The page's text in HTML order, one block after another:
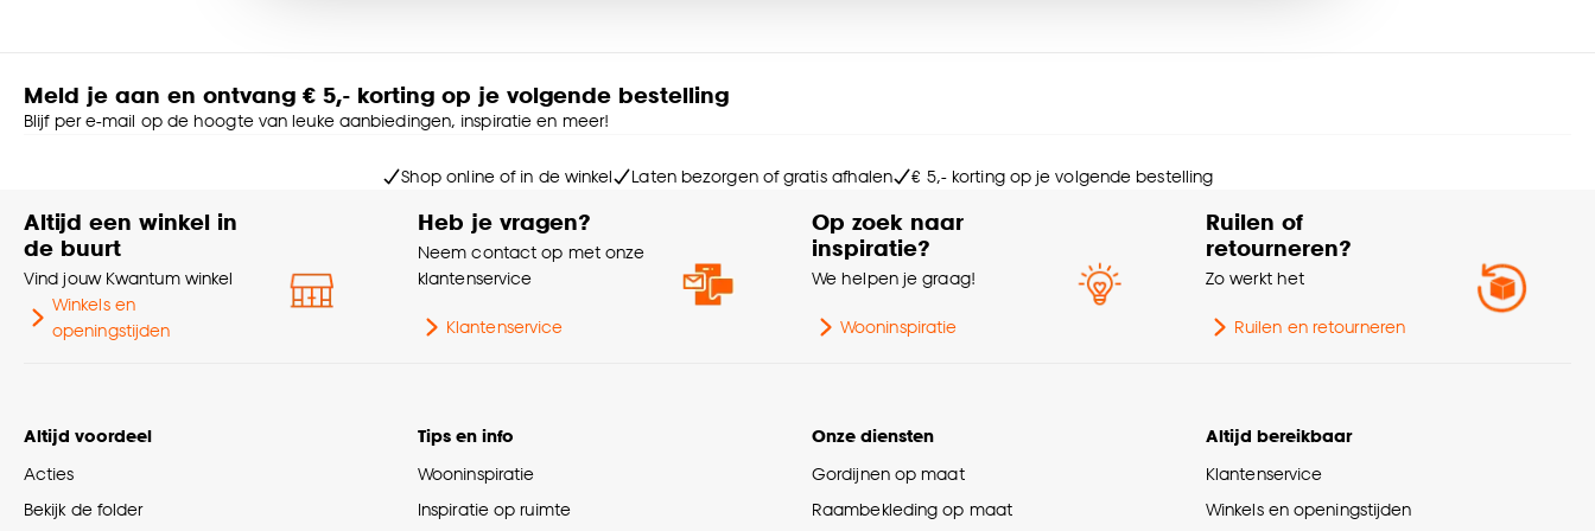
Meld je aan en ontvang € 5,- korting op je volgende bestelling
Blijf per e-mail op de hoogte van leuke aanbiedingen, inspiratie en meer!
Shop online of in de winkel Laten bezorgen of gratis afhalen € 5,- korting op je volgende bestelling
Altijd een winkel in
de buurt
Vind jouw Kwantum winkel
Winkels en
openingstijden
Heb je vragen?
Neem contact op met onze
klantenservice
Klantenservice
Op zoek naar
inspiratie?
We helpen je graag!
Wooninspiratie
Ruilen of
retourneren?
Zo werkt het
Ruilen en retourneren
Altijd voordeel
Acties
Bekijk de folder
Tips en info
Wooninspiratie
Inspiratie op ruimte
Onze diensten
Gordijnen op maat
Raambekleding op maat
Altijd bereikbaar
Klantenservice
Winkels en openingstijden